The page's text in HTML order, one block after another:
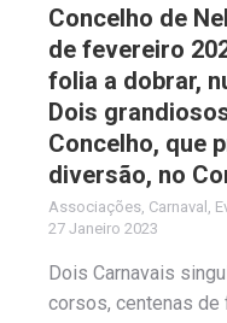
Concelho de
de fevereiro
folia a dobrar,
Dois
Concelho, que
diversão, no
Associações, Carnaval ,
27 Janeiro 2023
Dois Carnavais
corsos, centenas